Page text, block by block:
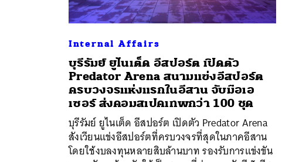
Internal Affairs
บุรีรัมย์ ยูไนเต็ด อีสปอร์ต เปิดตัว
Predator Arena สนามแข่งอีสปอร์ต
ครบวงจรแห่งแรกในอีสาน จับมือเอ
เซอร์ ส่งคอมสเปคเทพกว่า 100 ชุด
บุรีรัมย์ ยูไนเต็ด อีสปอร์ต เปิดตัว Predator Arena
สังเวียนแข่งอีสปอร์ตที่ครบวงจรที่สุดในภาคอีสาน
โดยใช้งบลงทุนหลายสิบล้านบาท รองรับการแข่งขัน
ค้นหา